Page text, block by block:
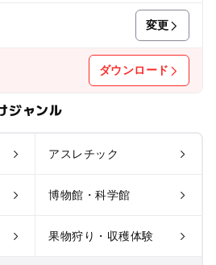
変更
ダウンロード
ジャンル
アスレチック
博物館・科学館
果物狩り・収穫体験